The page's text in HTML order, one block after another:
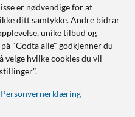
er nødvendige for at
ditt samtykke. Andre bidrar
unike tilbud og
"Godta alle" godkjenner du
velge hvilke cookies du vil
Personvernerklæring